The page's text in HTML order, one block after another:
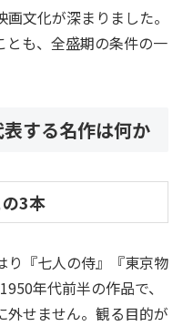
文化が深まりました。
とも、全盛期の条件の一
する名作は何か
3本
り『七人の侍』『東京物
年代前半の作品で、
外せません。観る目的が